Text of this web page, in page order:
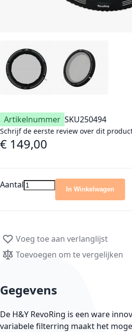
Artikelnummer SKU250494
Schrijf de eerste review over dit
€ 149,00
Aantal In Winkelwagen
Voeg toe aan verlanglijst
Toevoegen om te vergelijken
Gegevens
De H&Y RevoRing is een ware
variabele filterring maakt het